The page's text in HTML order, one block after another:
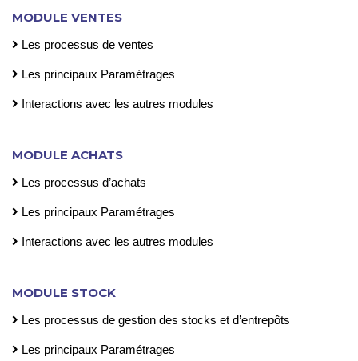
MODULE VENTES
Les processus de ventes
Les principaux Paramétrages
Interactions avec les autres modules
MODULE ACHATS
Les processus d’achats
Les principaux Paramétrages
Interactions avec les autres modules
MODULE STOCK
Les processus de gestion des stocks et d’entrepôts
Les principaux Paramétrages